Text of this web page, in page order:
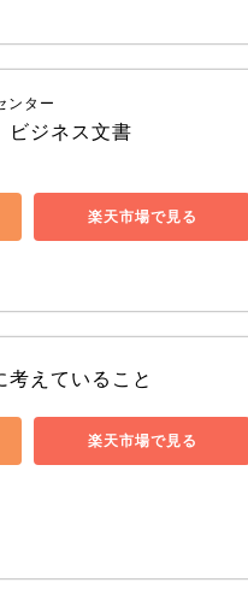
ンター
ビジネス文書
楽天市場で見る
考えていること
楽天市場で見る